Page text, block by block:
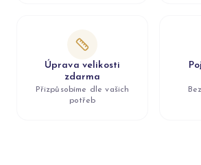
Úprava velikosti
zdarma
Přizpůsobíme dle vašich
potřeb